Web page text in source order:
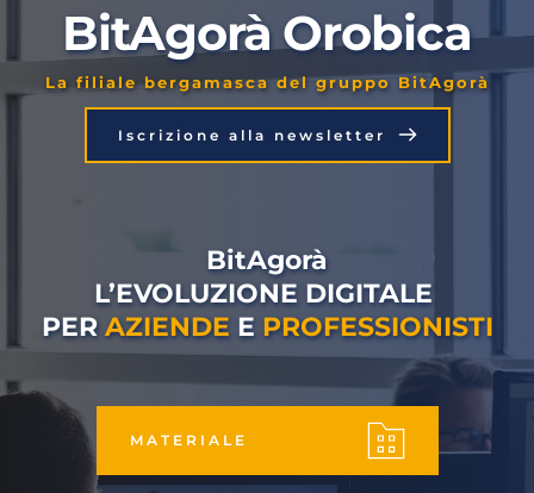
BitAgorà Orobica
La filiale bergamasca del gruppo BitAgorà
Iscrizione alla newsletter
BitAgorà
L’EVOLUZIONE DIGITALE
PER AZIENDE E PROFESSIONISTI
MATERIALE